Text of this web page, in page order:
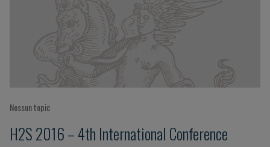
Nessun topic
H2S 2016 – 4th International Conference